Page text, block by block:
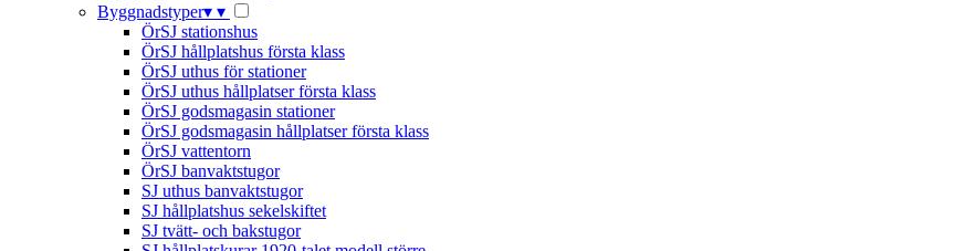
Byggnadstyper▾ ▾
ÖrSJ stationshus
ÖrSJ hållplatshus första klass
ÖrSJ uthus för stationer
ÖrSJ uthus hållplatser första klass
ÖrSJ godsmagasin stationer
ÖrSJ godsmagasin hållplatser första klass
ÖrSJ vattentorn
ÖrSJ banvaktstugor
SJ uthus banvaktstugor
SJ hållplatshus sekelskiftet
SJ tvätt- och bakstugor